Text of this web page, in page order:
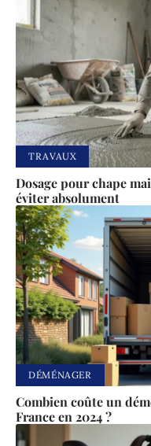
TRAVAUX
Dosage pour chape
éviter absolument
DÉMÉNAGER
Combien coûte un
France en 2024 ?